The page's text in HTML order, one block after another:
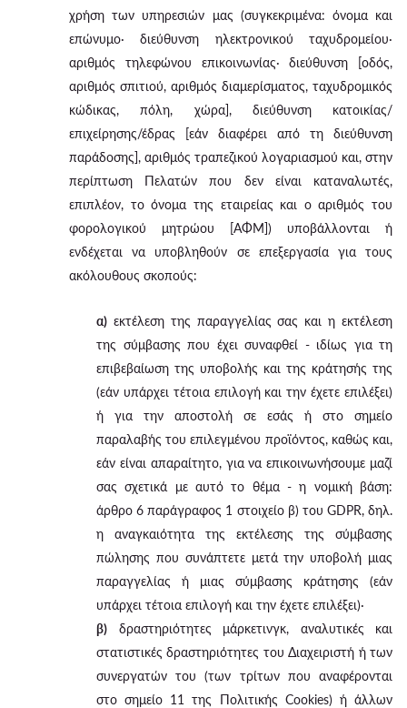
χρήση των υπηρεσιών μας (συγκεκριμένα: όνομα και
επώνυμο· διεύθυνση ηλεκτρονικού ταχυδρομείου·
αριθμός τηλεφώνου επικοινωνίας· διεύθυνση [οδός,
αριθμός σπιτιού, αριθμός διαμερίσματος, ταχυδρομικός
κώδικας, πόλη, χώρα], διεύθυνση κατοικίας/
επιχείρησης/έδρας [εάν διαφέρει από τη διεύθυνση
παράδοσης], αριθμός τραπεζικού λογαριασμού και, στην
περίπτωση Πελατών που δεν είναι καταναλωτές,
επιπλέον, το όνομα της εταιρείας και ο αριθμός του
φορολογικού μητρώου [ΑΦΜ]) υποβάλλονται ή
ενδέχεται να υποβληθούν σε επεξεργασία για τους
ακόλουθους σκοπούς:
α) εκτέλεση της παραγγελίας σας και η εκτέλεση
της σύμβασης που έχει συναφθεί - ιδίως για τη
επιβεβαίωση της υποβολής και της κράτησής της
(εάν υπάρχει τέτοια επιλογή και την έχετε επιλέξει)
ή για την αποστολή σε εσάς ή στο σημείο
παραλαβής του επιλεγμένου προϊόντος, καθώς και,
εάν είναι απαραίτητο, για να επικοινωνήσουμε μαζί
σας σχετικά με αυτό το θέμα - η νομική βάση:
άρθρο 6 παράγραφος 1 στοιχείο β) του GDPR, δηλ.
η αναγκαιότητα της εκτέλεσης της σύμβασης
πώλησης που συνάπτετε μετά την υποβολή μιας
παραγγελίας ή μιας σύμβασης κράτησης (εάν
υπάρχει τέτοια επιλογή και την έχετε επιλέξει)·
β) δραστηριότητες μάρκετινγκ, αναλυτικές και
στατιστικές δραστηριότητες του Διαχειριστή ή των
συνεργατών του (των τρίτων που αναφέρονται
στο σημείο 11 της Πολιτικής Cookies) ή άλλων